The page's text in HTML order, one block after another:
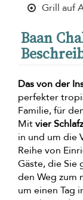
Grill auf
Baan
Das von der
perfekter
Familie, für
Mitvier
in und um die
Reihe von
Gäste, die Sie
den Weg zum
um einen Tag